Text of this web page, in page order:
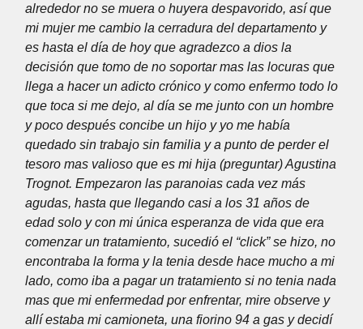
alrededor no se muera o huyera despavorido, así que
mi mujer me cambio la cerradura del departamento y
es hasta el día de hoy que agradezco a dios la
decisión que tomo de no soportar mas las locuras que
llega a hacer un adicto crónico y como enfermo todo lo
que toca si me dejo, al día se me junto con un hombre
y poco después concibe un hijo y yo me había
quedado sin trabajo sin familia y a punto de perder el
tesoro mas valioso que es mi hija (preguntar) Agustina
Trognot. Empezaron las paranoias cada vez más
agudas, hasta que llegando casi a los 31 años de
edad solo y con mi única esperanza de vida que era
comenzar un tratamiento, sucedió el “click” se hizo, no
encontraba la forma y la tenia desde hace mucho a mi
lado, como iba a pagar un tratamiento si no tenia nada
mas que mi enfermedad por enfrentar, mire observe y
allí estaba mi camioneta, una fiorino 94 a gas y decidí